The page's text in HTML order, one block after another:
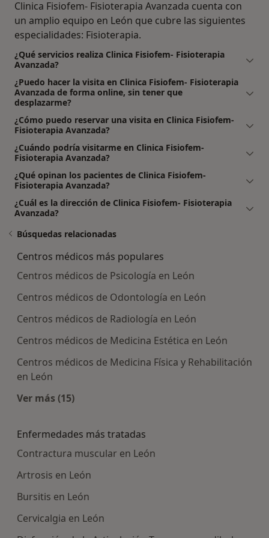
Clinica Fisiofem- Fisioterapia Avanzada cuenta con
un amplio equipo en León que cubre las siguientes
especialidades: Fisioterapia.
¿Qué servicios realiza Clinica Fisiofem- Fisioterapia
Avanzada?
¿Puedo hacer la visita en Clinica Fisiofem- Fisioterapia
Avanzada de forma online, sin tener que
desplazarme?
¿Cómo puedo reservar una visita en Clinica Fisiofem-
Fisioterapia Avanzada?
¿Cuándo podría visitarme en Clinica Fisiofem-
Fisioterapia Avanzada?
¿Qué opinan los pacientes de Clinica Fisiofem-
Fisioterapia Avanzada?
¿Cuál es la dirección de Clinica Fisiofem- Fisioterapia
Avanzada?
Búsquedas relacionadas
Centros médicos más populares
Centros médicos de Psicología en León
Centros médicos de Odontología en León
Centros médicos de Radiología en León
Centros médicos de Medicina Estética en León
Centros médicos de Medicina Física y Rehabilitación
en León
Ver más (15)
Enfermedades más tratadas
Contractura muscular en León
Artrosis en León
Bursitis en León
Cervicalgia en León